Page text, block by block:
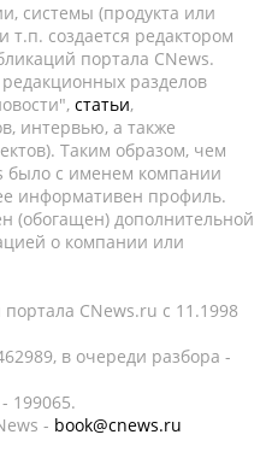
системы (продукта или
т.п. создается редактором
портала CNews.
разделов
статьи,
интервью, а также
Таким образом, чем
было с именем компании
информативен профиль.
(обогащен) дополнительной
о компании или
CNews.ru c 11.1998
в очереди разбора -
199065.
- book@cnews.ru